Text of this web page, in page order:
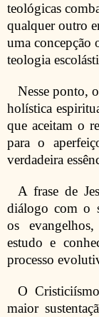
teológicas
qualquer outro
uma concepção
teologia
Nesse ponto,
holística
que aceitam o
para o
verdadeira
A frase de
diálogo com o
os
estudo e
processo
O
maior